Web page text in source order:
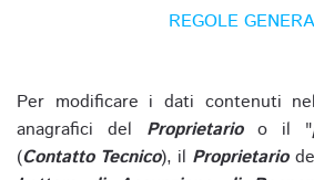
REGOLE
Per modificare i dati contenuti
anagrafici del Proprietarioo il "
(Contatto Tecnico), il Proprietario